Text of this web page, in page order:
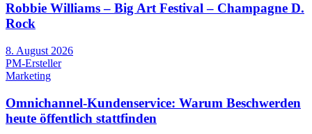
Robbie Williams – Big Art Festival – Champagne D.
Rock
8. August 2026
PM-Ersteller
Marketing
Omnichannel-Kundenservice: Warum Beschwerden
heute öffentlich stattfinden